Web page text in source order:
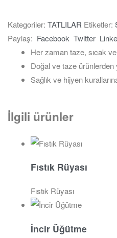
Kategoriler: TATLILAR Etiketler:
Paylaş: Facebook Twitter
Her zaman taze, sıcak
Doğal ve taze ürünlerden
Sağlık ve hijyen
İlgili ürünler
Fıstık Rüyası
Fıstık Rüyası
İncir Üğütme